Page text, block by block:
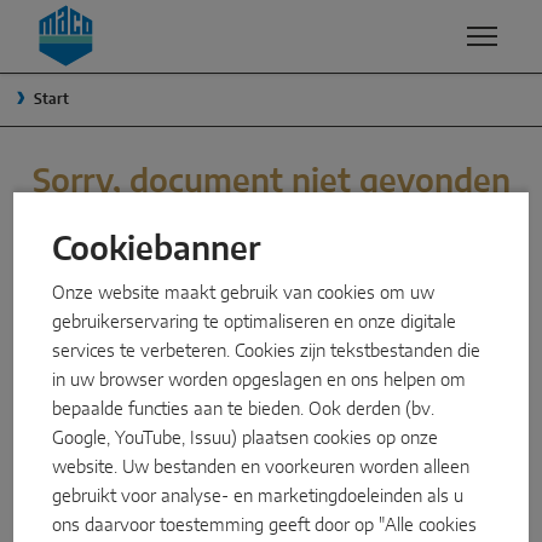
Zum Inhalt
Zum Inhaltsverzeichnis
Zur Hautpnavigation
COMPETENTIES
KWALITEIT & DUURZAAMHEID
ONTWIKKELING & INNOVATIE
SMART HOME
PRODUCTEN & SERVICE
RAAMOPLOSSINGEN
Draai-kiep
Naar buiten draaiend
Systeemcomponenten
SCHUIFDEUROPLOSSINGEN
Heffen en schuiven
Schuifkiep
ONDERNEMING
MACO GROEP
DUURZAAMHEID
WAAROM MACO?
Start
Sorry, document niet gevonden
Misschien was u op zoek naar een document dat wij inmiddels
hebben verwijderd.
U vindt al onze actuele documenten in onze downloadzone.
Downloads
MACO Onderneming
MACO België, Meersbloem-Melden 46, 9700 Oudenaarde,
België
Cookiebanner
Onze website maakt gebruik van cookies om uw
gebruikerservaring te optimaliseren en onze digitale
services te verbeteren. Cookies zijn tekstbestanden die
in uw browser worden opgeslagen en ons helpen om
bepaalde functies aan te bieden. Ook derden (bv.
Google, YouTube, Issuu) plaatsen cookies op onze
website. Uw bestanden en voorkeuren worden alleen
gebruikt voor analyse- en marketingdoeleinden als u
ons daarvoor toestemming geeft door op "Alle cookies